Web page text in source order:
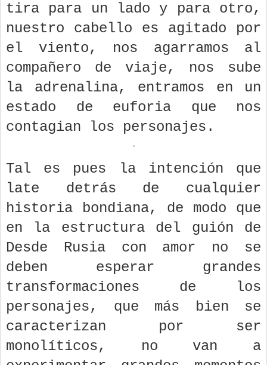
tira para un lado y para otro,
nuestro cabello es agitado por
el viento, nos agarramos al
compañero de viaje, nos sube
la adrenalina, entramos en un
estado de euforia que nos
contagian los personajes.
Tal es pues la intención que
late detrás de cualquier
historia bondiana, de modo que
en la estructura del guión de
Desde Rusia con amor no se
deben esperar grandes
transformaciones de los
personajes, que más bien se
caracterizan por ser
monolíticos, no van a